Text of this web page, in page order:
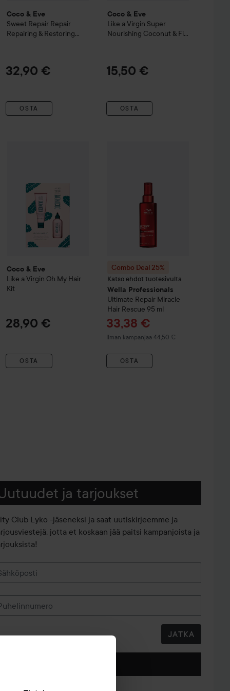
Coco & Eve
Sweet Repair Repair
Repairing & Restoring
32,90 €
OSTA
Coco & Eve
Like a Virgin Super
Nourishing Coconut & Fig
15,50 €
OSTA
Coco & Eve
Like a Virgin Oh My Hair
Kit
28,90 €
OSTA
Combo Deal 25%
Katso ehdot tuotesivulta
Wella Professionals
Ultimate Repair Miracle
Hair Rescue 95 ml
Tarjoushinta
33,38 €
Ilman kampanjaa 44,50 €
OSTA
ja tarjoukset
Club Lyko -jäseneksi ja saat uutiskirjeemme ja
jotta et koskaan jää paitsi kampanjoista ja
JATKA